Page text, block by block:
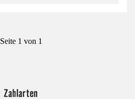
Seite 1 von 1
Zahlarten